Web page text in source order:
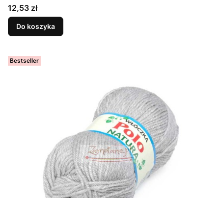
Cena
12,53 zł
Do koszyka
Bestseller